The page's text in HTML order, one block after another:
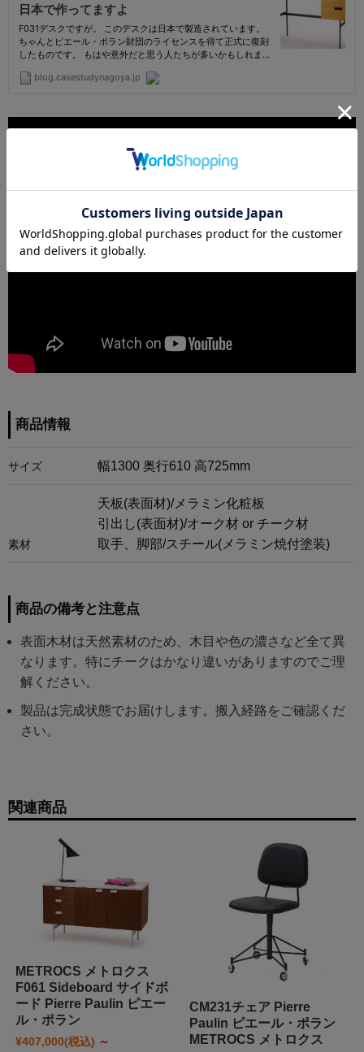
商品情報
サイズ 幅1300 奥行610 高725mm
素材
天板(表面材)/メラミン化粧板
引出し(表面材)/オーク材 or チーク材
取手、脚部/スチール(メラミン焼付塗装)
商品の備考と注意点
表面木材は天然素材のため、木目や色の濃さなど全て異
なります。特にチークはかなり違いがありますのでご理
解ください。
製品は完成状態でお届けします。搬入経路をご確認くだ
さい。
関連商品
METROCS メトロクス
F061 Sideboard サイドボ
ード Pierre Paulin ピエー
ル・ポラン
¥407,000(税込) ～
CM231チェア Pierre
Paulin ピエール・ポラン
METROCS メトロクス